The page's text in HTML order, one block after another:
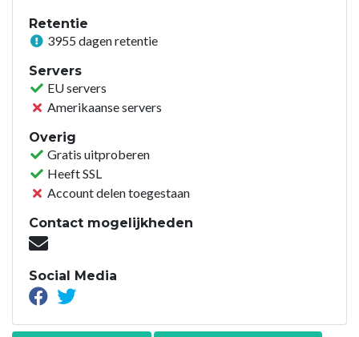
Retentie
3955 dagen retentie
Servers
EU servers
Amerikaanse servers
Overig
Gratis uitproberen
Heeft SSL
Account delen toegestaan
Contact mogelijkheden
Social Media